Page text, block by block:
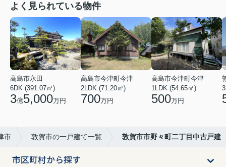
よく見られている物件
高島市永田
6DK (391.07㎡)
3億5,000万円
高島市今津町今津
2LDK (71.20㎡)
700万円
高島市今津町今津
1LDK (54.65㎡)
500万円
市 敦賀市の一戸建て一覧 敦賀市市野々町二丁目中古戸建
市区町村から探す